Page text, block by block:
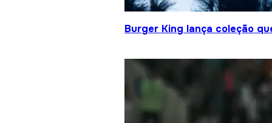
Burger King lança coleção